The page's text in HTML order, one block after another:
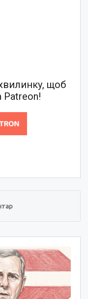
щоб
Patreon!